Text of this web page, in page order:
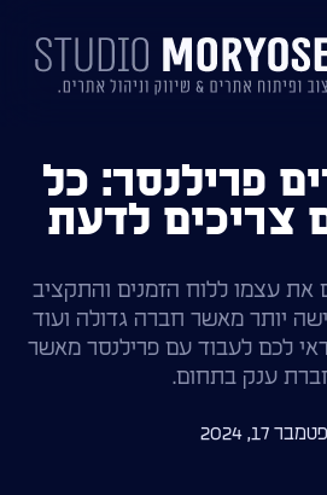
פרילנסר: כל
לדעת
את עצמו ללוח הזמנים והתקציב
יותר מאשר חברה גדולה ועוד
לכם לעבוד עם פרילנסר מאשר
ענק בתחום.
17, 2024